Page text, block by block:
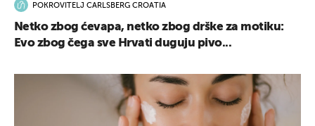
POKROVITELJ CARLSBERG CROATIA
Netko zbog ćevapa, netko zbog drške za motiku:
Evo zbog čega sve Hrvati duguju pivo...